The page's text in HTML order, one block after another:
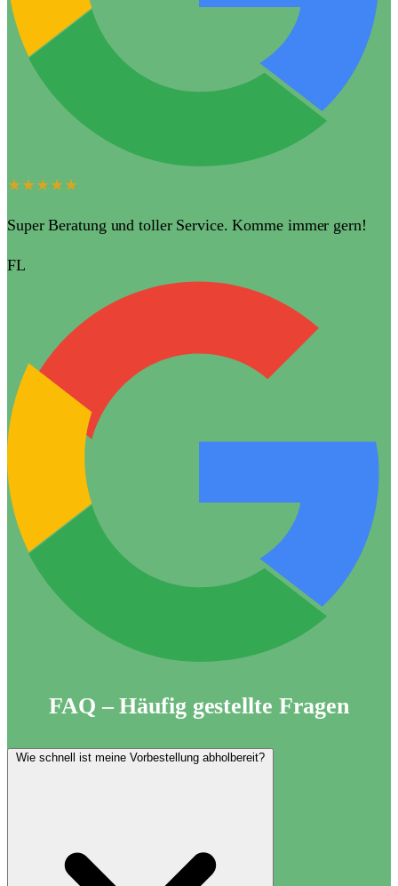
★★★★★
Super Beratung und toller Service. Komme immer gern!
FL
FAQ – Häufig gestellte Fragen
Wie schnell ist meine Vorbestellung abholbereit?